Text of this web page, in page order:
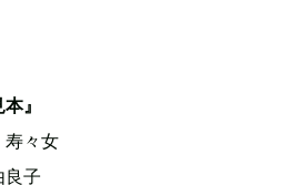
』
寿々女
良子